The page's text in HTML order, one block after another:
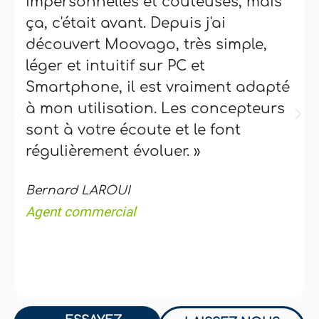
ça, c'était avant. Depuis j'ai
découvert Moovago, très simple,
léger et intuitif sur PC et
Smartphone, il est vraiment adapté
à mon utilisation. Les concepteurs
sont à votre écoute et le font
régulièrement évoluer. »
Bernard LAROUI
Agent commercial